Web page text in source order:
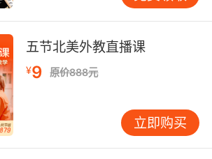
器。现代助听器可根据孩子的听
在放大声音的同时保护残余听
助听器需要专业验配和一段适应
极重度听力损失且助听器效果不
植入可能是一个选择。它通过电
听神经。研究表明，越早植入，
效果往往越好。此决定需家庭、
充分沟通。 无论采用哪种干预方
五节北美外教直播课
¥9 原价888元
立即购买